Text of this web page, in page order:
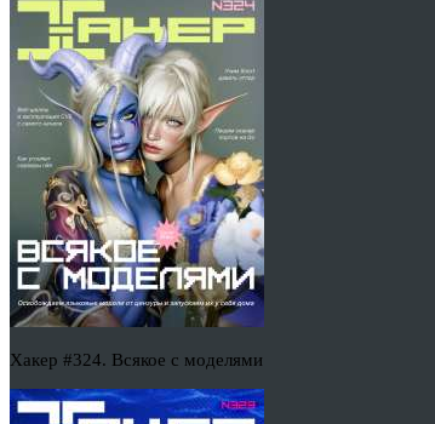
Хакер #324. Всякое с моделями